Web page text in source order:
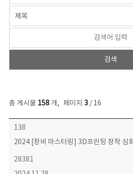
총 게시물 158개, 페이지 3/ 16
콘텐츠이슈 목록 - 번호, 제목, 작성자, 파일, 조회수, 작성일 정보 제공
138
2024 [장비 마스터링] 3D프린팅 창작 심
28381